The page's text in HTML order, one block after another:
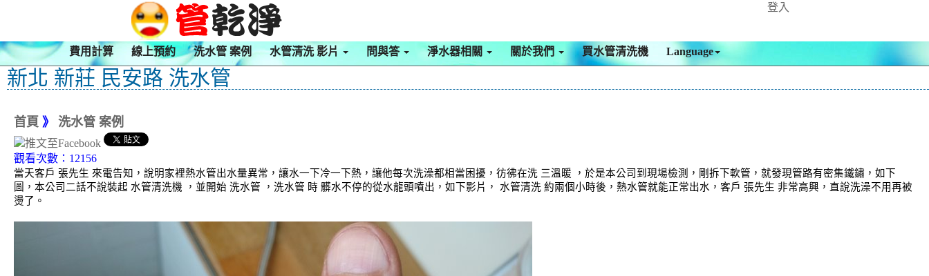
登入
費用計算 線上預約 洗水管 案例 水管清洗 影片 問與答 淨水器相關 關於我們 買水管清洗機 Language
新北 新莊 民安路 洗水管
首頁 》 洗水管 案例
觀看次數：12156
當天客戶 張先生 來電告知，說明家裡熱水管出水量異常，讓水一下冷一下熱，讓他每次洗澡都相當困擾，彷彿在洗 三溫暖 ，於是本公司到現場檢測，剛拆下軟管，就發現管路有密集鐵鏽，如下
圖，本公司二話不說裝起 水管清洗機 ，並開始 洗水管 ，洗水管 時 髒水不停的從水龍頭噴出，如下影片， 水管清洗 約兩個小時後，熱水管就能正常出水，客戶 張先生 非常高興，直說洗澡不用再被
燙了。